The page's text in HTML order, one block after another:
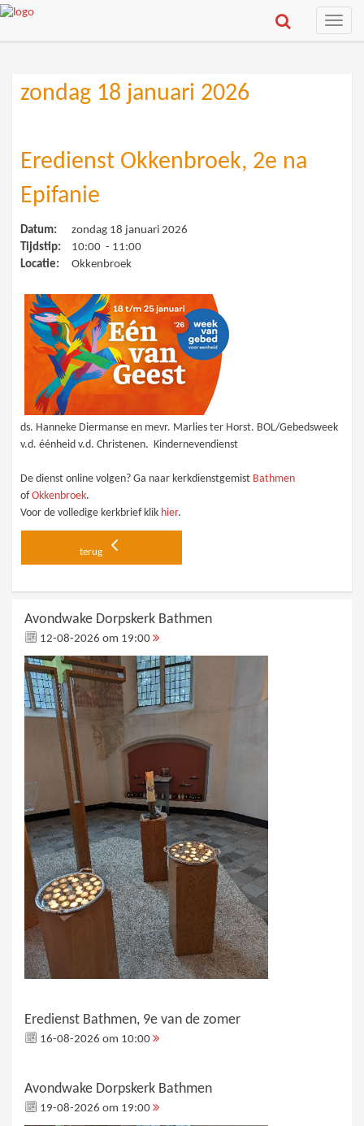
Toggle
zondag 18 januari 2026
Eredienst Okkenbroek, 2e na
Epifanie
Datum:
zondag 18 januari 2026
Tijdstip:
10:00 - 11:00
Locatie:
Okkenbroek
ds. Hanneke Diermanse en mevr. Marlies ter Horst. BOL/Gebedsweek
v.d. éénheid v.d. Christenen. Kindernevendienst
De dienst online volgen? Ga naar kerkdienstgemist Bathmen
ofOkkenbroek.
Voor de volledige kerkbrief klik hier.
terug
Avondwake Dorpskerk Bathmen
12-08-2026 om 19:00
Eredienst Bathmen, 9e van de zomer
16-08-2026 om 10:00
Avondwake Dorpskerk Bathmen
19-08-2026 om 19:00